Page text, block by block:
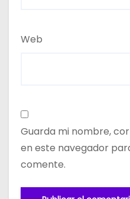
Web
Guarda mi nombre,
en este navegador
comente.